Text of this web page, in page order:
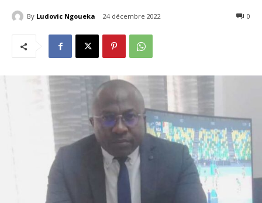
By Ludovic Ngoueka 24 décembre 2022 0